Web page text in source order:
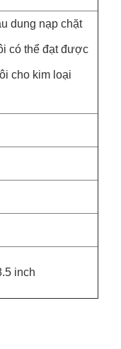
dung nạp chặt
có thể đạt được
cho kim loại
inch